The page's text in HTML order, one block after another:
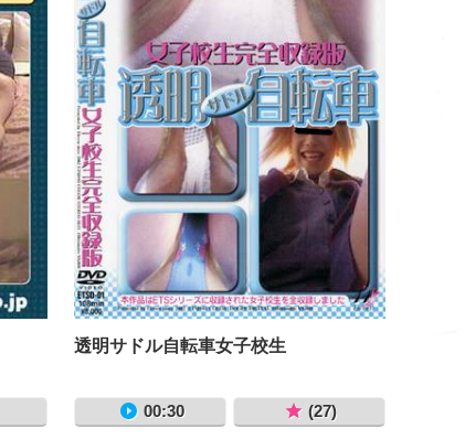
透明サドル自転車女子校生
00:30 (27)